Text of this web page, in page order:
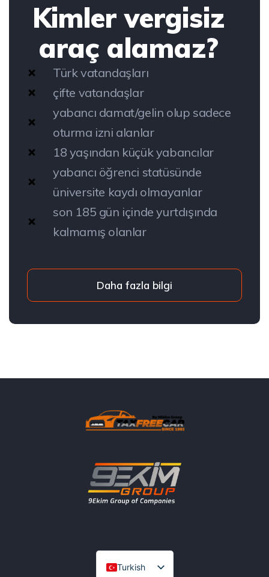
Kimler vergisiz
araç alamaz?
Türk vatandaşları
çifte vatandaşlar
yabancı damat/gelin olup sadece
oturma izni alanlar
18 yaşından küçük yabancılar
yabancı öğrenci statüsünde
üniversite kaydı olmayanlar
son 185 gün içinde yurtdışında
kalmamış olanlar
Daha fazla bilgi
Turkish